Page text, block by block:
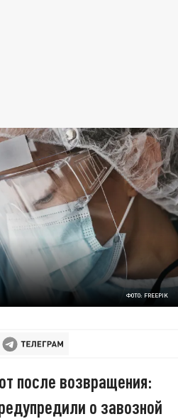
ФОТО: FREEPIK
после возвращения:
о завозной